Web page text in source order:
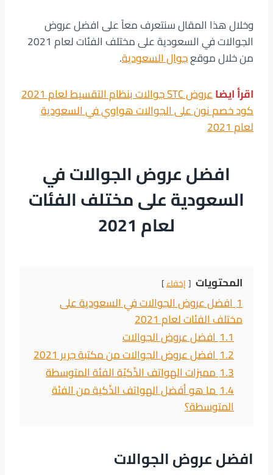
وخلال هذا المقال سنتعرف معاً على افضل عروض
الجوالات في السعودية على مختلف الفئات لعام 2021
من خلال موقعجوال السعودية.
اقرأ ايضاعروض STC جوالات بنظام التقسيط لعام 2021
كود خصم نون على الجوالات هواوي في السعودية
لعام 2021
افضل عروض الجوالات في
السعودية على مختلف الفئات
لعام 2021
المحتويات إخفاء
1افضل عروض الجوالات في السعودية على
مختلف الفئات لعام 2021
1.1افضل عروض الجوالات
1.2افضل عروض الجوالات من مكتبة جرير 2021
1.3مميزات الهواتف الذّكيّة الفئة المتوسطة
1.4ما هو أفضل الهواتف الذّكية من الفئة
المتوسطة؟
افضل عروض الجوالات